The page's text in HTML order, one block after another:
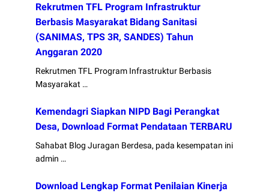
Rekrutmen TFL Program Infrastruktur
Berbasis Masyarakat Bidang Sanitasi
(SANIMAS, TPS 3R, SANDES) Tahun
Anggaran 2020
Rekrutmen TFL Program Infrastruktur Berbasis
Masyarakat …
Kemendagri Siapkan NIPD Bagi Perangkat
Desa, Download Format Pendataan TERBARU
Sahabat Blog Juragan Berdesa, pada kesempatan ini
admin …
Download Lengkap Format Penilaian Kinerja